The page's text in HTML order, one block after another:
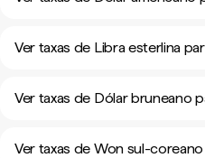
Ver taxas de Libra esterlina
Ver taxas de Dólar bruneano
Ver taxas de Won sul-